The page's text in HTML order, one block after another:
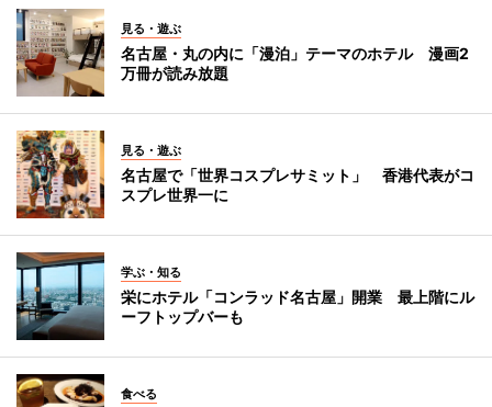
見る・遊ぶ
名古屋・丸の内に「漫泊」テーマのホテル 漫画2
万冊が読み放題
見る・遊ぶ
名古屋で「世界コスプレサミット」 香港代表がコ
スプレ世界一に
学ぶ・知る
栄にホテル「コンラッド名古屋」開業 最上階にル
ーフトップバーも
食べる